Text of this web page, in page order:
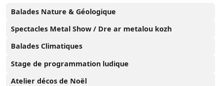
Balades Nature & Géologique
Spectacles Metal Show / Dre ar metalou kozh
Balades Climatiques
Stage de programmation ludique
Atelier décos de Noël